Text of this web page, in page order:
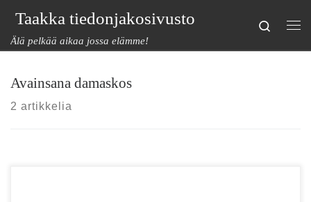
Skip to content
Taakka tiedonjakosivusto
Älä pelkää aikaa jossa elämme!
Search
Avainsana damaskos
2 artikkelia